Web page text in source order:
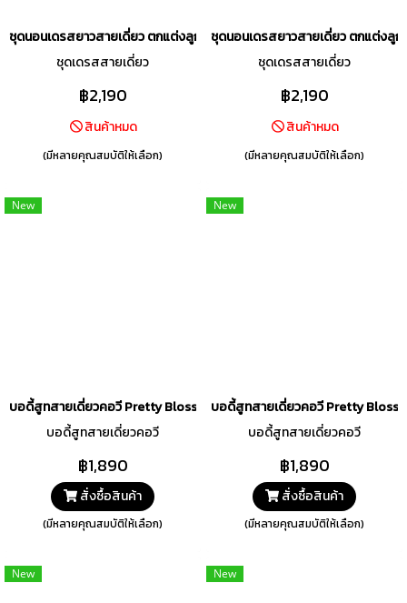
ชุดนอนเดรสยาวสายเดี่ยว ตกแต่งลูกไม้ Pretty Blossom สีชมพู รหัส
ชุดเดรสสายเดี่ยว
฿2,190
สินค้าหมด
(มีหลายคุณสมบัติให้เลือก)
ชุดนอนเดรสยาวสายเดี่ยว ตกแต่งลู
ชุดเดรสสายเดี่ยว
฿2,190
สินค้าหมด
(มีหลายคุณสมบัติให้เลือก)
New
บอดี้สูทสายเดี่ยวคอวี Pretty Blossom สีชมพู รหัส FHPBS6-PI
บอดี้สูทสายเดี่ยวคอวี
฿1,890
สั่งซื้อสินค้า
(มีหลายคุณสมบัติให้เลือก)
New
บอดี้สูทสายเดี่ยวคอวี Pretty
บอดี้สูทสายเดี่ยวคอวี
฿1,890
สั่งซื้อสินค้า
(มีหลายคุณสมบัติให้เลือก)
New New